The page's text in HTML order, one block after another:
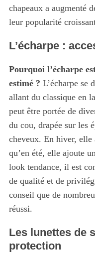
chapeaux a augmenté
leur popularité
L’écharpe :
Pourquoi l’écharpe
estimé ? L’écharpe se
allant du classique en
peut être portée de
du cou, drapée sur les
cheveux. En hiver,
qu’en été, elle ajoute
look tendance, il est
de qualité et de
conseil que de
réussi.
Les lunettes de
protection